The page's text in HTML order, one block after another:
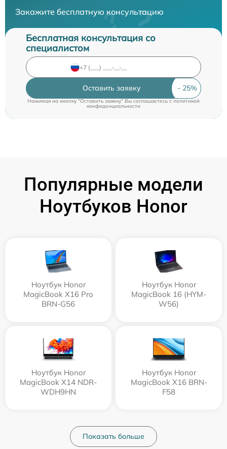
Закажите бесплатную консультацию
Бесплатная консультация со
специалистом
Оставить заявку
Нажимая на кнопку "Оставить заявку" Вы соглашаетесь c политикой
конфиденциальности
Популярные модели
Ноутбуков Honor
Ноутбук Honor
MagicBook X16 Pro
BRN-G56
Ноутбук Honor
MagicBook 16 (HYM-
W56)
Ноутбук Honor
MagicBook X14 NDR-
WDH9HN
Ноутбук Honor
MagicBook X16 BRN-
F58
Показать больше